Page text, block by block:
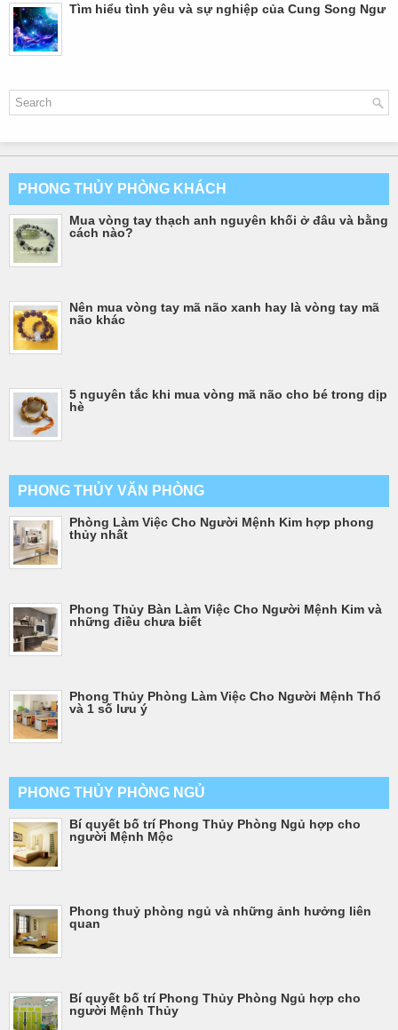
Tìm hiểu tình yêu và sự nghiệp của Cung Song Ngư
PHONG THỦY PHÒNG KHÁCH
Mua vòng tay thạch anh nguyên khối ở đâu và bằng
cách nào?
Nên mua vòng tay mã não xanh hay là vòng tay mã
não khác
5 nguyên tắc khi mua vòng mã não cho bé trong dịp
hè
PHONG THỦY VĂN PHÒNG
Phòng Làm Việc Cho Người Mệnh Kim hợp phong
thủy nhất
Phong Thủy Bàn Làm Việc Cho Người Mệnh Kim và
những điều chưa biết
Phong Thủy Phòng Làm Việc Cho Người Mệnh Thổ
và 1 số lưu ý
PHONG THỦY PHÒNG NGỦ
Bí quyết bố trí Phong Thủy Phòng Ngủ hợp cho
người Mệnh Mộc
Phong thuỷ phòng ngủ và những ảnh hưởng liên
quan
Bí quyết bố trí Phong Thủy Phòng Ngủ hợp cho
người Mệnh Thủy